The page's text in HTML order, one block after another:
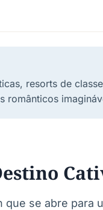
resorts de
românticos
se abre para